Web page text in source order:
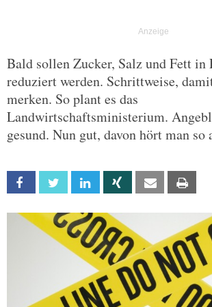
Bald sollen Zucker, Salz und Fett in
reduziert werden. Schrittweise,
merken. So plant es das
Landwirtschaftsministerium.
gesund. Nun gut, davon hört man
Facebook Twitter Linkedin Xing Email